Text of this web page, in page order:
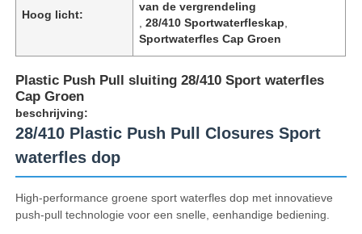
Hoog licht:
van de vergrendeling
,28/410 Sportwaterfleskap
Sportwaterfles Cap Groen
Plastic Push Pull sluiting 28/410 Sport waterfles
Cap Groen
beschrijving:
28/410 Plastic Push Pull Closures Sport
waterfles dop
High-performance groene sport waterfles dop met innovatieve
push-pull technologie voor een snelle, eenhandige bediening.